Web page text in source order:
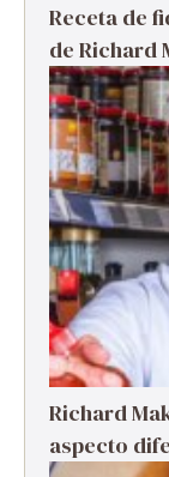
Receta de
de Richard
Richard
aspecto